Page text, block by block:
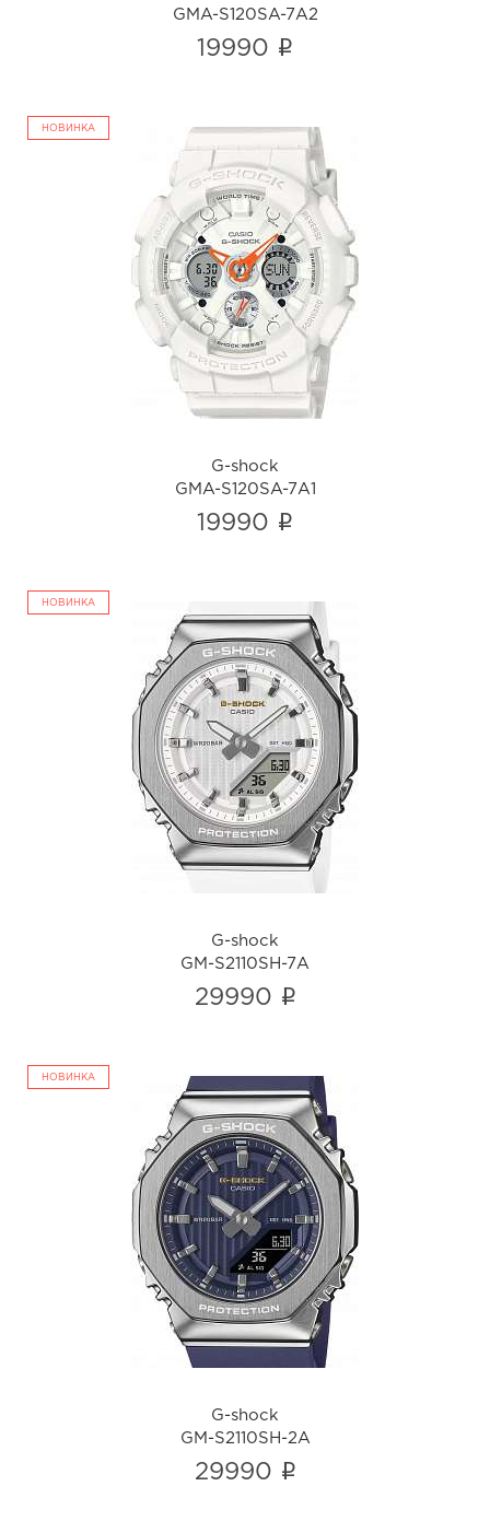
GMA-S120SA-7A2
19990 i
НОВИНКА
G-shock
GMA-S120SA-7A1
i
G-shock
GMA-S120SA-7A1
19990 i
НОВИНКА
G-shock
GM-S2110SH-7A
i
G-shock
GM-S2110SH-7A
29990 i
НОВИНКА
G-shock
GM-S2110SH-2A
i
G-shock
GM-S2110SH-2A
29990 i